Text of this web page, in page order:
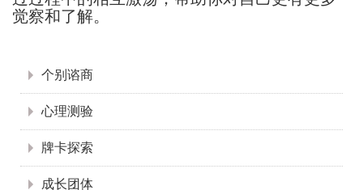
觉察和了解。
个别谘商
心理测验
牌卡探索
成长团体